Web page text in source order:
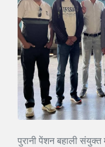
पुरानी पेंशन बहाली संयुक्त